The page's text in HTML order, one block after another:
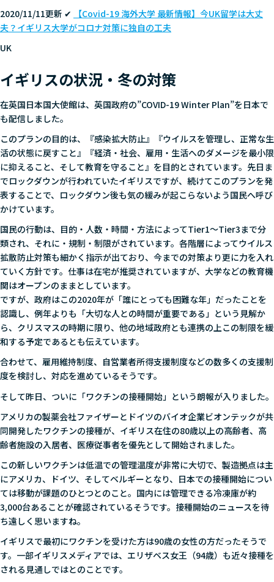
2020/11/11更新 ✔
【Covid-19 海外大学 最新情報】今UK留学は大丈
夫？イギリス大学がコロナ対策に独自の工夫
UK
イギリスの状況・冬の対策
在英国日本国大使館は、英国政府の”COVID-19 Winter Plan”を日本で
も配信しました。
このプランの目的は、『感染拡大防止』『ウイルスを管理し、正常な生
活の状態に戻すこと』『経済・社会、雇用・生活へのダメージを最小限
に抑えること、そして教育を守ること』を目的とされています。先日ま
でロックダウンが行われていたイギリスですが、続けてこのプランを発
表することで、ロックダウン後も気の緩みが起こらないよう国民へ呼び
かけています。
国民の行動は、目的・人数・時間・方法によってTier1～Tier3まで分
類され、それに・規制・制限がされています。各階層によってウイルス
拡散防止対策も細かく指示が出ており、今までの対策より更に力を入れ
ていく方針です。仕事は在宅が推奨されていますが、大学などの教育機
関はオープンのままとしています。
ですが、政府はこの2020年が「誰にとっても困難な年」だったことを
認識し、例年よりも「大切な人との時間が重要である」という見解か
ら、クリスマスの時期に限り、他の地域政府とも連携の上この制限を緩
和する予定であるとも伝えています。
合わせて、雇用維持制度、自営業者所得支援制度などの数多くの支援制
度を検討し、対応を進めているそうです。
そして昨日、ついに「ワクチンの接種開始」という朗報が入りました。
アメリカの製薬会社ファイザーとドイツのバイオ企業ビオンテックが共
同開発したワクチンの接種が、イギリス在住の80歳以上の高齢者、高
齢者施設の入居者、医療従事者を優先として開始されました。
この新しいワクチンは低温での管理温度が非常に大切で、製造拠点は主
にアメリカ、ドイツ、そしてベルギーとなり、日本での接種開始につい
ては移動が課題のひとつとのこと。国内には管理できる冷凍庫が約
3,000台あることが確認されているそうです。接種開始のニュースを待
ち遠しく思いますね。
イギリスで最初にワクチンを受けた方は90歳の女性の方だったそうで
す。一部イギリスメディアでは、エリザベス女王（94歳）も近々接種を
される見通しではとのことです。